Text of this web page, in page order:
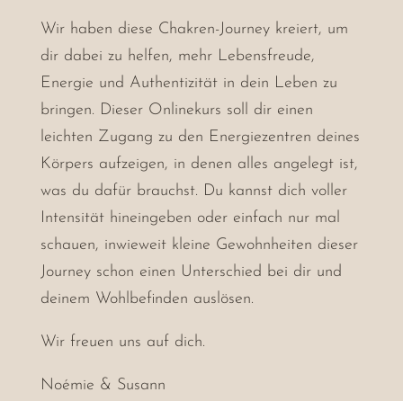
Wir haben diese Chakren-Journey kreiert, um
dir dabei zu helfen, mehr Lebensfreude,
Energie und Authentizität in dein Leben zu
bringen. Dieser Onlinekurs soll dir einen
leichten Zugang zu den Energiezentren deines
Körpers aufzeigen, in denen alles angelegt ist,
was du dafür brauchst. Du kannst dich voller
Intensität hineingeben oder einfach nur mal
schauen, inwieweit kleine Gewohnheiten dieser
Journey schon einen Unterschied bei dir und
deinem Wohlbefinden auslösen.
Wir freuen uns auf dich.
Noémie & Susann